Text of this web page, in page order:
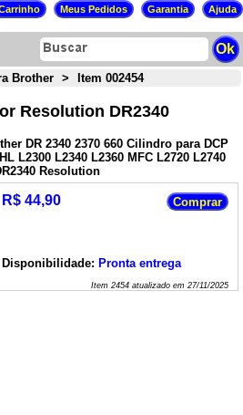
Brother > Item 002454
Resolution DR2340
DR 2340 2370 660 Cilindro para DCP
L2300 L2340 L2360 MFC L2720 L2740
Resolution
R$ 44,90
Disponibilidade: Pronta entrega
Item 2454atualizado em 27/11/2025